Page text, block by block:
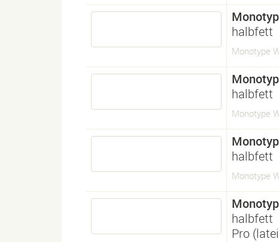
halbfett
Monotype
halbfett
Monotype
halbfett
Monotype
halbfett
Pro